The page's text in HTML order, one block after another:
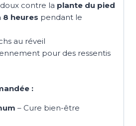
contre la plante du pied
8 heures pendant le
au réveil
pour des ressentis
:
– Cure bien-être